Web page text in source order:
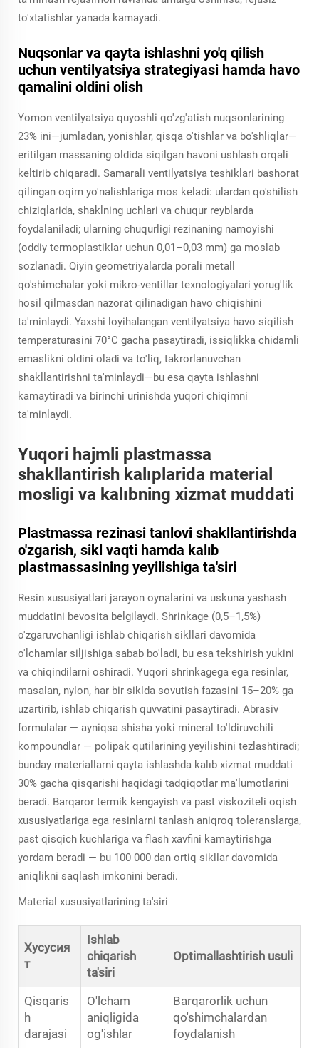
to'xtatishlar yanada kamayadi.
Nuqsonlar va qayta ishlashni yo'q qilish
uchun ventilyatsiya strategiyasi hamda havo
qamalini oldini olish
Yomon ventilyatsiya quyoshli qo'zg'atish nuqsonlarining
23% ini—jumladan, yonishlar, qisqa o'tishlar va bo'shliqlar—
eritilgan massaning oldida siqilgan havoni ushlash orqali
keltirib chiqaradi. Samarali ventilyatsiya teshiklari bashorat
qilingan oqim yo'nalishlariga mos keladi: ulardan qo'shilish
chiziqlarida, shaklning uchlari va chuqur reyblarda
foydalaniladi; ularning chuqurligi rezinaning namoyishi
(oddiy termoplastiklar uchun 0,01–0,03 mm) ga moslab
sozlanadi. Qiyin geometriyalarda porali metall
qo'shimchalar yoki mikro-ventillar texnologiyalari yorug'lik
hosil qilmasdan nazorat qilinadigan havo chiqishini
ta'minlaydi. Yaxshi loyihalangan ventilyatsiya havo siqilish
temperaturasini 70°C gacha pasaytiradi, issiqlikka chidamli
emaslikni oldini oladi va to'liq, takrorlanuvchan
shakllantirishni ta'minlaydi—bu esa qayta ishlashni
kamaytiradi va birinchi urinishda yuqori chiqimni
ta'minlaydi.
Yuqori hajmli plastmassa
shakllantirish kalıplarida material
mosligi va kalıbning xizmat muddati
Plastmassa rezinasi tanlovi shakllantirishda
o'zgarish, sikl vaqti hamda kalıb
plastmassasining yeyilishiga ta'siri
Resin xususiyatlari jarayon oynalarini va uskuna yashash
muddatini bevosita belgilaydi. Shrinkage (0,5–1,5%)
o'zgaruvchanligi ishlab chiqarish sikllari davomida
o'lchamlar siljishiga sabab bo'ladi, bu esa tekshirish yukini
va chiqindilarni oshiradi. Yuqori shrinkagega ega resinlar,
masalan, nylon, har bir siklda sovutish fazasini 15–20% ga
uzartirib, ishlab chiqarish quvvatini pasaytiradi. Abrasiv
formulalar — ayniqsa shisha yoki mineral to'ldiruvchili
kompoundlar — polipak qutilarining yeyilishini tezlashtiradi;
bunday materiallarni qayta ishlashda kalıb xizmat muddati
30% gacha qisqarishi haqidagi tadqiqotlar ma'lumotlarini
beradi. Barqaror termik kengayish va past viskoziteli oqish
xususiyatlariga ega resinlarni tanlash aniqroq toleranslarga,
past qisqich kuchlariga va flash xavfini kamaytirishga
yordam beradi — bu 100 000 dan ortiq sikllar davomida
aniqlikni saqlash imkonini beradi.
Material xususiyatlarining ta'siri
Хусусия
т
Ishlab
chiqarish
ta'siri
Optimallashtirish usuli
Qisqaris
h
darajasi
O'lcham
aniqligida
og'ishlar
Barqarorlik uchun
qo'shimchalardan
foydalanish